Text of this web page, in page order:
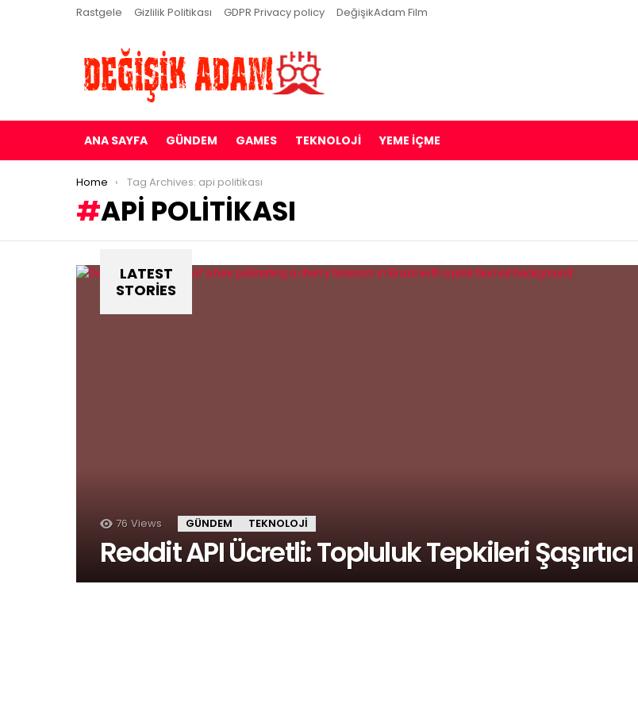
Rastgele Gizlilik Politikası GDPR Privacy policy DeğişikAdam Film
ANA SAYFA GÜNDEM GAMES TEKNOLOJI YEME İÇME
You are here:
Home Tag Archives: api politikası
API POLITIKASI
LATEST
STORIES
76 Views GÜNDEM TEKNOLOJI
Reddit API Ücretli: Topluluk Tepkileri Şaşırtıcı